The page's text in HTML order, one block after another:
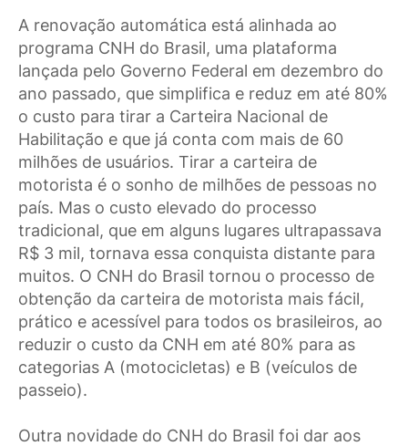
A renovação automática está alinhada ao
programa CNH do Brasil, uma plataforma
lançada pelo Governo Federal em dezembro do
ano passado, que simplifica e reduz em até 80%
o custo para tirar a Carteira Nacional de
Habilitação e que já conta com mais de 60
milhões de usuários. Tirar a carteira de
motorista é o sonho de milhões de pessoas no
país. Mas o custo elevado do processo
tradicional, que em alguns lugares ultrapassava
R$ 3 mil, tornava essa conquista distante para
muitos. O CNH do Brasil tornou o processo de
obtenção da carteira de motorista mais fácil,
prático e acessível para todos os brasileiros, ao
reduzir o custo da CNH em até 80% para as
categorias A (motocicletas) e B (veículos de
passeio).
Outra novidade do CNH do Brasil foi dar aos